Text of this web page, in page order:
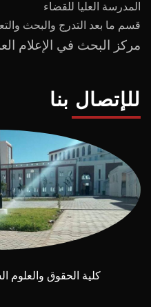
المدرسة العليا للقضاء
قسم ما بعد التدرج و البحث
مركز البحث في الإعلام
للإتصال بنا
كلية الحقوق والعلوم